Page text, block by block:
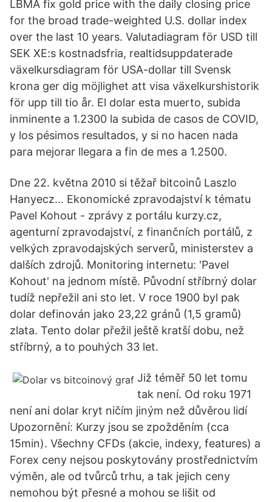
LBMA fix gold price with the daily closing price
for the broad trade-weighted U.S. dollar index
over the last 10 years. Valutadiagram för USD till
SEK XE:s kostnadsfria, realtidsuppdaterade
växelkursdiagram för USA-dollar till Svensk
krona ger dig möjlighet att visa växelkurshistorik
för upp till tio år. El dolar esta muerto, subida
inminente a 1.2300 la subida de casos de COVID,
y los pésimos resultados, y si no hacen nada
para mejorar llegara a fin de mes a 1.2500.
Dne 22. května 2010 si těžař bitcoinů Laszlo
Hanyecz… Ekonomické zpravodajství k tématu
Pavel Kohout - zprávy z portálu kurzy.cz,
agenturní zpravodajství, z finančních portálů, z
velkých zpravodajských serverů, ministerstev a
dalších zdrojů. Monitoring internetu: 'Pavel
Kohout' na jednom místě. Původní stříbrný dolar
tudíž nepřežil ani sto let. V roce 1900 byl pak
dolar definován jako 23,22 gránů (1,5 gramů)
zlata. Tento dolar přežil ještě kratší dobu, než
stříbrný, a to pouhých 33 let.
Již téměř 50 let tomu
tak není. Od roku 1971
není ani dolar kryt ničím jiným než důvěrou lidí
Upozornění: Kurzy jsou se zpožděním (cca
15min). Všechny CFDs (akcie, indexy, features) a
Forex ceny nejsou poskytovány prostřednictvím
výměn, ale od tvůrců trhu, a tak jejich ceny
nemohou být přesné a mohou se lišit od